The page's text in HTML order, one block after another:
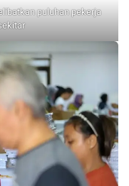
puluhan pekerja